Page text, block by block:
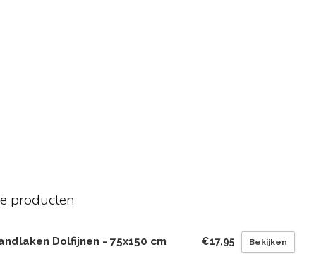
producten
Dolfijnen - 75x150 cm €17,95 Bekijken